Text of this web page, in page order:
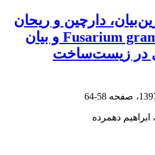
دارچین و ریحان
بر کنترل Fusarium graminearum و بیان
در زیست‌ساخت
58-64
دهمرده